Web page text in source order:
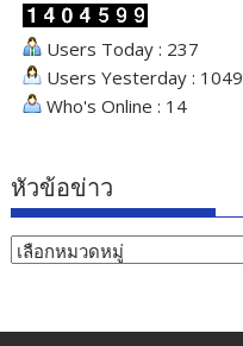
Users Today : 237
Users Yesterday : 1049
Who's Online : 14
หัวข้อข่าว
หัวข้อ